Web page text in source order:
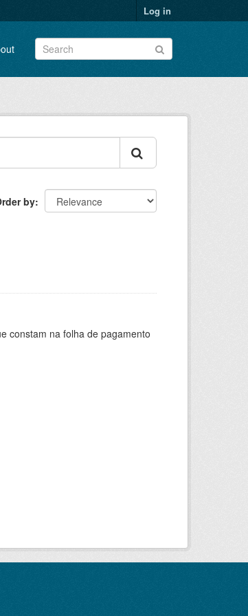
Log in
by
constam na folha de pagamento